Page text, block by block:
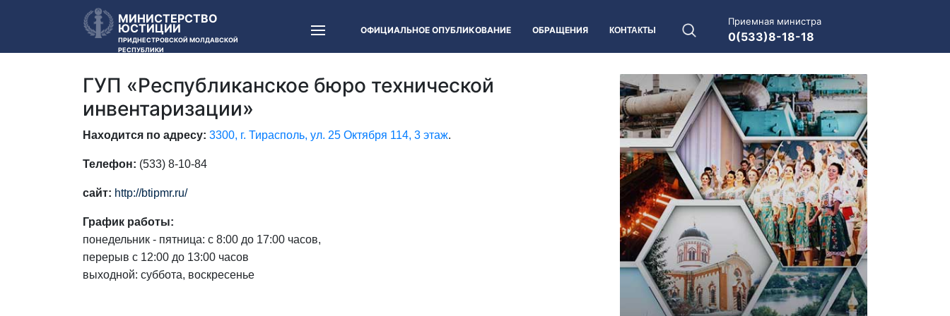
МИНИСТЕРСТВО
ЮСТИЦИИ
ПРИДНЕСТРОВСКОЙ МОЛДАВСКОЙ
РЕСПУБЛИКИ
ОФИЦИАЛЬНОЕ ОПУБЛИКОВАНИЕ ОБРАЩЕНИЯ КОНТАКТЫ
Приемная министра
0(533)8-18-18
ГУП «Республиканское бюро технической
инвентаризации»
Находится по адресу: 3300, г. Тирасполь, ул. 25 Октября 114, 3 этаж.
Телефон: (533) 8-10-84
сайт: http://btipmr.ru/
График работы:
понедельник - пятница: с 8:00 до 17:00 часов,
перерыв с 12:00 до 13:00 часов
выходной: суббота, воскресенье